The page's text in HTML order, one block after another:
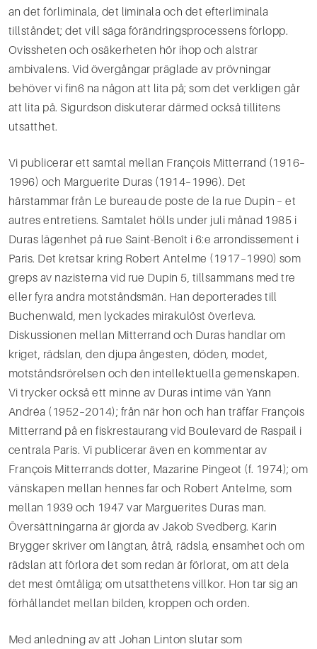
an det förliminala, det liminala och det efterliminala
tillståndet; det vill säga förändringsprocessens förlopp.
Ovissheten och osäkerheten hör ihop och alstrar
ambivalens. Vid övergångar präglade av prövningar
behöver vi fin6 na någon att lita på; som det verkligen går
att lita på. Sigurdson diskuterar därmed också tillitens
utsatthet.
Vi publicerar ett samtal mellan François Mitterrand (1916–
1996) och Marguerite Duras (1914–1996). Det
härstammar från Le bureau de poste de la rue Dupin – et
autres entretiens. Samtalet hölls under juli månad 1985 i
Duras lägenhet på rue Saint-Benoît i 6:e arrondissement i
Paris. Det kretsar kring Robert Antelme (1917–1990) som
greps av nazisterna vid rue Dupin 5, tillsammans med tre
eller fyra andra motståndsmän. Han deporterades till
Buchenwald, men lyckades mirakulöst överleva.
Diskussionen mellan Mitterrand och Duras handlar om
kriget, rädslan, den djupa ångesten, döden, modet,
motståndsrörelsen och den intellektuella gemenskapen.
Vi trycker också ett minne av Duras intime vän Yann
Andréa (1952–2014); från när hon och han träffar François
Mitterrand på en fiskrestaurang vid Boulevard de Raspail i
centrala Paris. Vi publicerar även en kommentar av
François Mitterrands dotter, Mazarine Pingeot (f. 1974); om
vänskapen mellan hennes far och Robert Antelme, som
mellan 1939 och 1947 var Marguerites Duras man.
Översättningarna är gjorda av Jakob Svedberg. Karin
Brygger skriver om längtan, åtrå, rädsla, ensamhet och om
rädslan att förlora det som redan är förlorat, om att dela
det mest ömtåliga; om utsatthetens villkor. Hon tar sig an
förhållandet mellan bilden, kroppen och orden.
Med anledning av att Johan Linton slutar som